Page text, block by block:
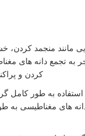
مانند منجمد کردن،
تجمع دانه های
کردن و
به طور کامل
های مغناطیسی به